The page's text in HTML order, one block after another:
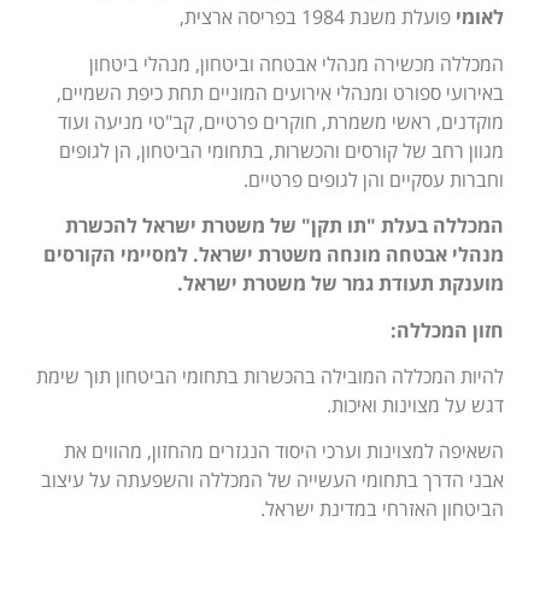
לאומי פועלת משנת 1984 בפריסה ארצית,
המכללה מכשירה מנהלי אבטחה וביטחון, מנהלי ביטחון
באירועי ספורט ומנהלי אירועים המוניים תחת כיפת השמיים,
מוקדנים, ראשי משמרת, חוקרים פרטיים, קב"טי מניעה ועוד
מגוון רחב של קורסים והכשרות, בתחומי הביטחון, הן לגופים
וחברות עסקיים והן לגופים פרטיים.
המכללה בעלת "תו תקן" של משטרת ישראל להכשרת
מנהלי אבטחה מונחה משטרת ישראל. למסיימי הקורסים
מוענקת תעודת גמר של משטרת ישראל.
חזון המכללה:
להיות המכללה המובילה בהכשרות בתחומי הביטחון תוך שימת
דגש על מצוינות ואיכות.
השאיפה למצוינות וערכי היסוד הנגזרים מהחזון, מהווים את
אבני הדרך בתחומי העשייה של המכללה והשפעתה על עיצוב
הביטחון האזרחי במדינת ישראל.